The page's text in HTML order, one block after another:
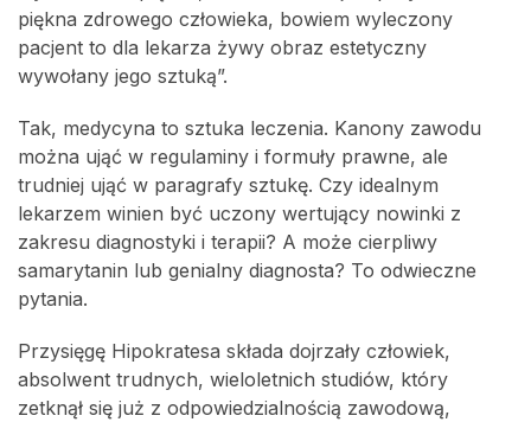
piękna zdrowego człowieka, bowiem wyleczony
pacjent to dla lekarza żywy obraz estetyczny
wywołany jego sztuką”.
Tak, medycyna to sztuka leczenia. Kanony zawodu
można ująć w regulaminy i formuły prawne, ale
trudniej ująć w paragrafy sztukę. Czy idealnym
lekarzem winien być uczony wertujący nowinki z
zakresu diagnostyki i terapii? A może cierpliwy
samarytanin lub genialny diagnosta? To odwieczne
pytania.
Przysięgę Hipokratesa składa dojrzały człowiek,
absolwent trudnych, wieloletnich studiów, który
zetknął się już z odpowiedzialnością zawodową,